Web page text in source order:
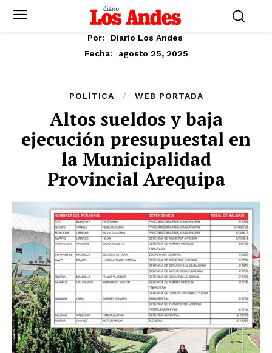
Por:
Diario Los Andes
Fecha:
agosto 25, 2025
POLÍTICA WEB PORTADA
Altos sueldos y baja
ejecución presupuestal en
la Municipalidad
Provincial Arequipa